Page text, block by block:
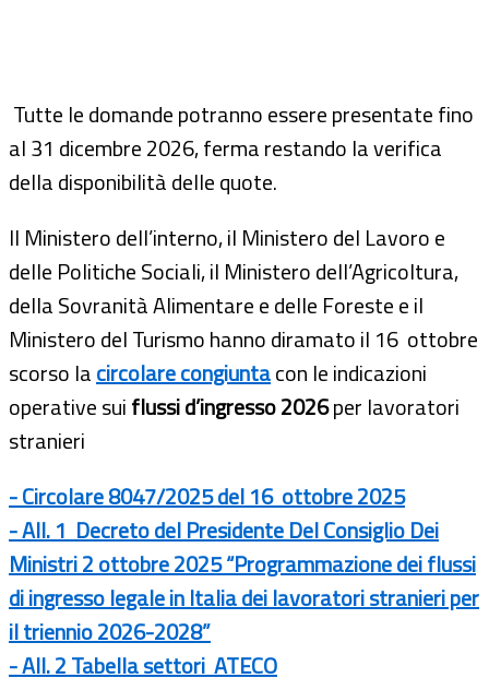
Tutte le domande potranno essere presentate fino
al 31 dicembre 2026, ferma restando la verifica
della disponibilità delle quote.
ll Ministero dell’interno, il Ministero del Lavoro e
delle Politiche Sociali, il Ministero dell’Agricoltura,
della Sovranità Alimentare e delle Foreste e il
Ministero del Turismo hanno diramato il 16 ottobre
scorso lacircolare congiuntacon le indicazioni
operative suiflussi d’ingresso 2026per lavoratori
stranieri
- Circolare 8047/2025 del 16 ottobre 2025
- All. 1 Decreto del Presidente Del Consiglio Dei
Ministri 2 ottobre 2025 “Programmazione dei flussi
di ingresso legale in Italia dei lavoratori stranieri per
il triennio 2026-2028”
- All. 2 Tabella settori ATECO